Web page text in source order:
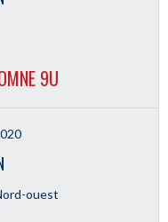
9U
ouest